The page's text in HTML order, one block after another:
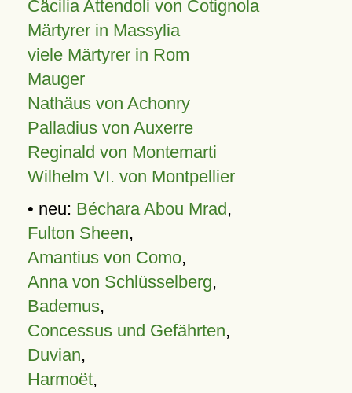
Cäcilia Attendoli von Cotignola
Märtyrer in Massylia
viele Märtyrer in Rom
Mauger
Nathäus von Achonry
Palladius von Auxerre
Reginald von Montemarti
Wilhelm VI. von Montpellier
• neu: Béchara Abou Mrad,
Fulton Sheen,
Amantius von Como,
Anna von Schlüsselberg,
Bademus,
Concessus und Gefährten,
Duvian,
Harmoët,